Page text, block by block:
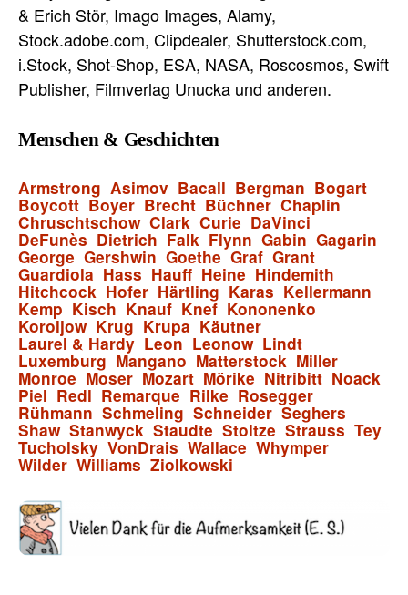
& Erich Stör, Imago Images, Alamy,
Stock.adobe.com, Clipdealer, Shutterstock.com,
i.Stock, Shot-Shop, ESA, NASA, Roscosmos, Swift
Publisher, Filmverlag Unucka und anderen.
Menschen & Geschichten
Armstrong Asimov Bacall Bergman Bogart
Boycott Boyer Brecht Büchner Chaplin
Chruschtschow Clark Curie DaVinci
DeFunès Dietrich Falk Flynn Gabin Gagarin
George Gershwin Goethe Graf Grant
Guardiola Hass Hauff Heine Hindemith
Hitchcock Hofer Härtling Karas Kellermann
Kemp Kisch Knauf Knef Kononenko
Koroljow Krug Krupa Käutner
Laurel & Hardy Leon Leonow Lindt
Luxemburg Mangano Matterstock Miller
Monroe Moser Mozart Mörike Nitribitt Noack
Piel Redl Remarque Rilke Rosegger
Rühmann Schmeling Schneider Seghers
Shaw Stanwyck Staudte Stoltze Strauss Tey
Tucholsky VonDrais Wallace Whymper
Wilder Williams Ziolkowski